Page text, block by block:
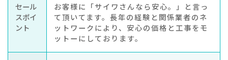
セール
スポイ
ント
お客様に「サイワさんなら安心。」と言っ
て頂いてます。長年の経験と関係業者のネ
ットワークにより、安心の価格と工事をモ
ットーにしております。